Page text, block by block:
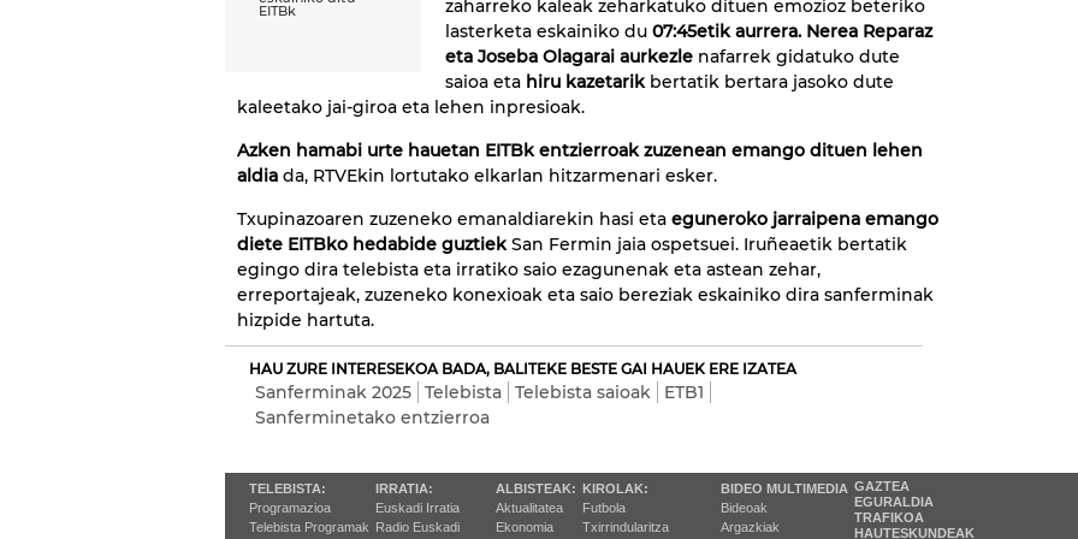
EITBk
zaharreko kaleak zeharkatuko dituen emozioz beteriko
lasterketa eskainiko du 07:45etik aurrera. Nerea Reparaz
eta Joseba Olagarai aurkezle nafarrek gidatuko dute
saioa eta hiru kazetarikbertatik bertara jasoko dute
kaleetako jai-giroa eta lehen inpresioak.
Azken hamabi urte hauetan EITBk entzierroak zuzenean emango dituen lehen
aldia da, RTVEkin lortutako elkarlan hitzarmenari esker.
Txupinazoaren zuzeneko emanaldiarekin hasi eta eguneroko jarraipena emango
diete EITBko hedabide guztiekSan Fermin jaia ospetsuei. Iruñeaetik bertatik
egingo dira telebista eta irratiko saio ezagunenak eta astean zehar,
erreportajeak, zuzeneko konexioak eta saio bereziak eskainiko dira sanferminak
hizpide hartuta.
HAU ZURE INTERESEKOA BADA, BALITEKE BESTE GAI HAUEK ERE IZATEA
Sanferminak 2025 Telebista Telebista saioak
ETB1
Sanferminetako entzierroa
TELEBISTA:
Programazioa
Telebista Programak
IRRATIA:
Euskadi Irratia
Radio Euskadi
ALBISTEAK:
Aktualitatea
Ekonomia
KIROLAK:
Futbola
Txirrindularitza
BIDEO MULTIMEDIA
Bideoak
Argazkiak
GAZTEA
EGURALDIA
TRAFIKOA
HAUTESKUNDEAK